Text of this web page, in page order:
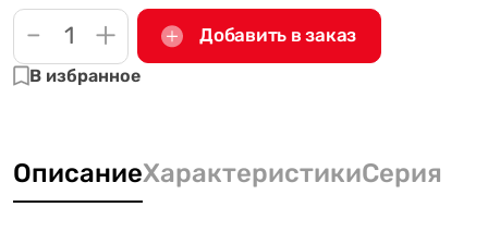
- + Добавить в заказ
В избранное
ОписаниеХарактеристикиСерия